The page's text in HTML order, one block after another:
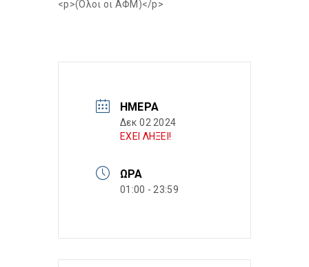
<p>(Όλοι οι ΑΦΜ)</p>
ΗΜΈΡΑ
Δεκ 02 2024
ΕΧΕΙ ΛΗΞΕΙ!
ΏΡΑ
01:00 - 23:59